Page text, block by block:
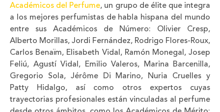
Académicos del Perfume, un grupo de élite que integra
a los mejores perfumistas de habla hispana del mundo
entre sus Académicos de Número: Olivier Cresp,
Alberto Morillas, Jordi Fernández, Rodrigo Flores-Roux,
Carlos Benaïm, Elisabeth Vidal, Ramón Monegal, Josep
Feliú, Agustí Vidal, Emilio Valeros, Marina Barcenilla,
Gregorio Sola, Jérôme Di Marino, Nuria Cruelles y
Patty Hidalgo, así como otros expertos cuyas
trayectorias profesionales están vinculadas al perfume